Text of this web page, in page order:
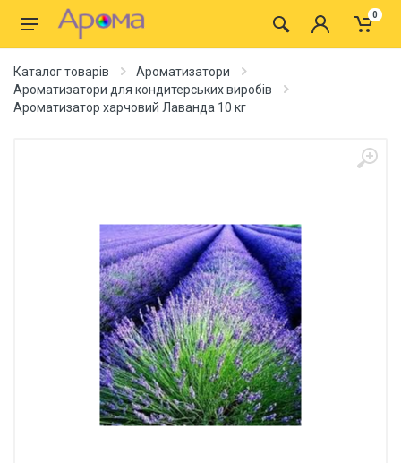
0
Каталог товарів
Ароматизатори
Ароматизатори для кондитерських виробів
Ароматизатор харчовий Лаванда 10 кг